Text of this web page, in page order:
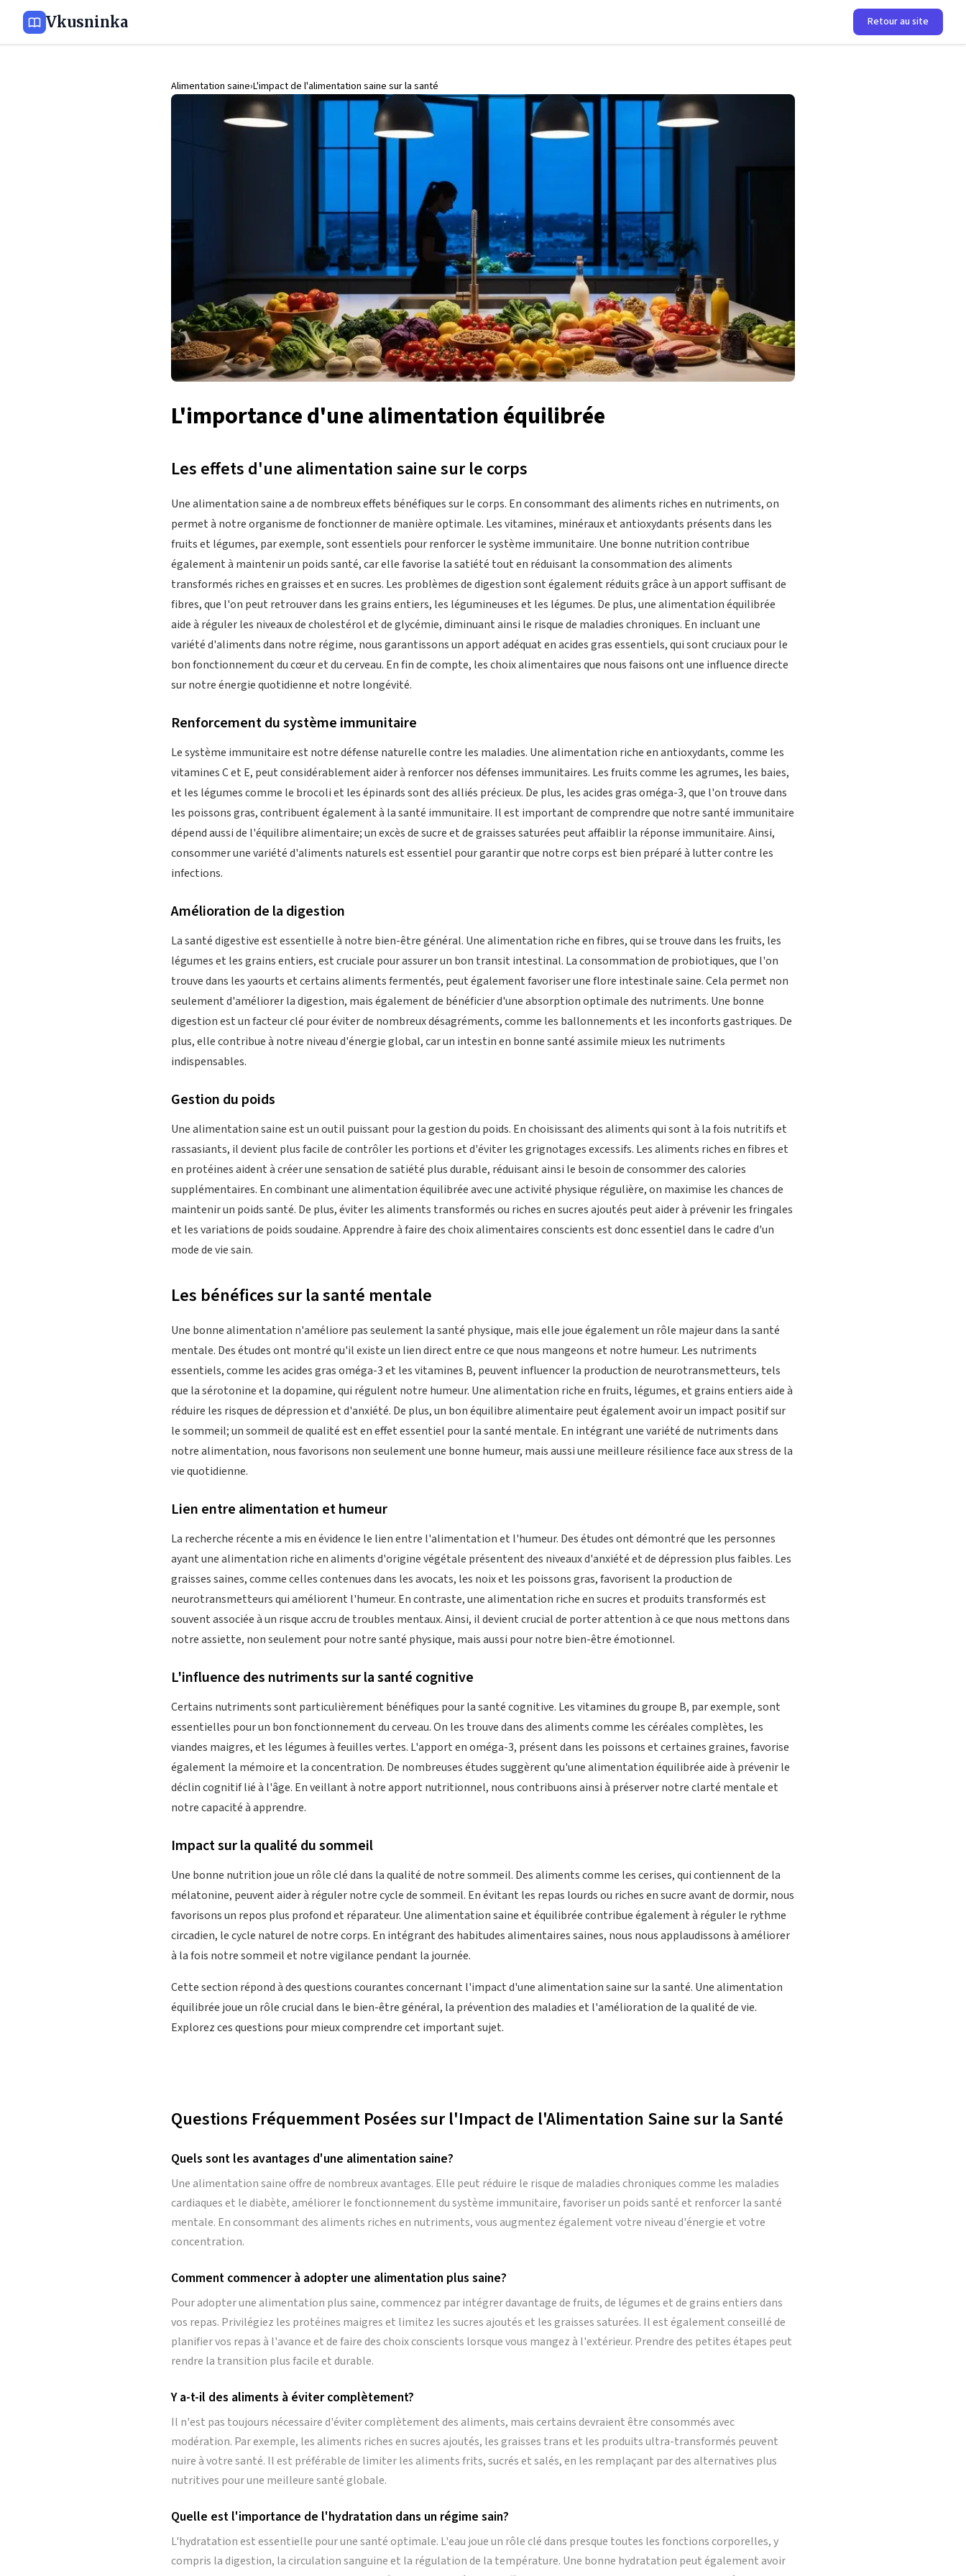
Vkusninka Retour au site
Alimentation saine L'impact de l'alimentation saine sur la santé
L'importance d'une alimentation équilibrée
Les effets d'une alimentation saine sur le corps
Une alimentation saine a de nombreux effets bénéfiques sur le corps. En consommant des aliments riches en nutriments, on
permet à notre organisme de fonctionner de manière optimale. Les vitamines, minéraux et antioxydants présents dans les
fruits et légumes, par exemple, sont essentiels pour renforcer le système immunitaire. Une bonne nutrition contribue
également à maintenir un poids santé, car elle favorise la satiété tout en réduisant la consommation des aliments
transformés riches en graisses et en sucres. Les problèmes de digestion sont également réduits grâce à un apport suffisant de
fibres, que l'on peut retrouver dans les grains entiers, les légumineuses et les légumes. De plus, une alimentation équilibrée
aide à réguler les niveaux de cholestérol et de glycémie, diminuant ainsi le risque de maladies chroniques. En incluant une
variété d'aliments dans notre régime, nous garantissons un apport adéquat en acides gras essentiels, qui sont cruciaux pour le
bon fonctionnement du cœur et du cerveau. En fin de compte, les choix alimentaires que nous faisons ont une influence directe
sur notre énergie quotidienne et notre longévité.
Renforcement du système immunitaire
Le système immunitaire est notre défense naturelle contre les maladies. Une alimentation riche en antioxydants, comme les
vitamines C et E, peut considérablement aider à renforcer nos défenses immunitaires. Les fruits comme les agrumes, les baies,
et les légumes comme le brocoli et les épinards sont des alliés précieux. De plus, les acides gras oméga-3, que l'on trouve dans
les poissons gras, contribuent également à la santé immunitaire. Il est important de comprendre que notre santé immunitaire
dépend aussi de l'équilibre alimentaire; un excès de sucre et de graisses saturées peut affaiblir la réponse immunitaire. Ainsi,
consommer une variété d'aliments naturels est essentiel pour garantir que notre corps est bien préparé à lutter contre les
infections.
Amélioration de la digestion
La santé digestive est essentielle à notre bien-être général. Une alimentation riche en fibres, qui se trouve dans les fruits, les
légumes et les grains entiers, est cruciale pour assurer un bon transit intestinal. La consommation de probiotiques, que l'on
trouve dans les yaourts et certains aliments fermentés, peut également favoriser une flore intestinale saine. Cela permet non
seulement d'améliorer la digestion, mais également de bénéficier d'une absorption optimale des nutriments. Une bonne
digestion est un facteur clé pour éviter de nombreux désagréments, comme les ballonnements et les inconforts gastriques. De
plus, elle contribue à notre niveau d'énergie global, car un intestin en bonne santé assimile mieux les nutriments
indispensables.
Gestion du poids
Une alimentation saine est un outil puissant pour la gestion du poids. En choisissant des aliments qui sont à la fois nutritifs et
rassasiants, il devient plus facile de contrôler les portions et d'éviter les grignotages excessifs. Les aliments riches en fibres et
en protéines aident à créer une sensation de satiété plus durable, réduisant ainsi le besoin de consommer des calories
supplémentaires. En combinant une alimentation équilibrée avec une activité physique régulière, on maximise les chances de
maintenir un poids santé. De plus, éviter les aliments transformés ou riches en sucres ajoutés peut aider à prévenir les fringales
et les variations de poids soudaine. Apprendre à faire des choix alimentaires conscients est donc essentiel dans le cadre d'un
mode de vie sain.
Les bénéfices sur la santé mentale
Une bonne alimentation n'améliore pas seulement la santé physique, mais elle joue également un rôle majeur dans la santé
mentale. Des études ont montré qu'il existe un lien direct entre ce que nous mangeons et notre humeur. Les nutriments
essentiels, comme les acides gras oméga-3 et les vitamines B, peuvent influencer la production de neurotransmetteurs, tels
que la sérotonine et la dopamine, qui régulent notre humeur. Une alimentation riche en fruits, légumes, et grains entiers aide à
réduire les risques de dépression et d'anxiété. De plus, un bon équilibre alimentaire peut également avoir un impact positif sur
le sommeil; un sommeil de qualité est en effet essentiel pour la santé mentale. En intégrant une variété de nutriments dans
notre alimentation, nous favorisons non seulement une bonne humeur, mais aussi une meilleure résilience face aux stress de la
vie quotidienne.
Lien entre alimentation et humeur
La recherche récente a mis en évidence le lien entre l'alimentation et l'humeur. Des études ont démontré que les personnes
ayant une alimentation riche en aliments d'origine végétale présentent des niveaux d'anxiété et de dépression plus faibles. Les
graisses saines, comme celles contenues dans les avocats, les noix et les poissons gras, favorisent la production de
neurotransmetteurs qui améliorent l'humeur. En contraste, une alimentation riche en sucres et produits transformés est
souvent associée à un risque accru de troubles mentaux. Ainsi, il devient crucial de porter attention à ce que nous mettons dans
notre assiette, non seulement pour notre santé physique, mais aussi pour notre bien-être émotionnel.
L'influence des nutriments sur la santé cognitive
Certains nutriments sont particulièrement bénéfiques pour la santé cognitive. Les vitamines du groupe B, par exemple, sont
essentielles pour un bon fonctionnement du cerveau. On les trouve dans des aliments comme les céréales complètes, les
viandes maigres, et les légumes à feuilles vertes. L'apport en oméga-3, présent dans les poissons et certaines graines, favorise
également la mémoire et la concentration. De nombreuses études suggèrent qu'une alimentation équilibrée aide à prévenir le
déclin cognitif lié à l'âge. En veillant à notre apport nutritionnel, nous contribuons ainsi à préserver notre clarté mentale et
notre capacité à apprendre.
Impact sur la qualité du sommeil
Une bonne nutrition joue un rôle clé dans la qualité de notre sommeil. Des aliments comme les cerises, qui contiennent de la
mélatonine, peuvent aider à réguler notre cycle de sommeil. En évitant les repas lourds ou riches en sucre avant de dormir, nous
favorisons un repos plus profond et réparateur. Une alimentation saine et équilibrée contribue également à réguler le rythme
circadien, le cycle naturel de notre corps. En intégrant des habitudes alimentaires saines, nous nous applaudissons à améliorer
à la fois notre sommeil et notre vigilance pendant la journée.
Cette section répond à des questions courantes concernant l'impact d'une alimentation saine sur la santé. Une alimentation
équilibrée joue un rôle crucial dans le bien-être général, la prévention des maladies et l'amélioration de la qualité de vie.
Explorez ces questions pour mieux comprendre cet important sujet.
Questions Fréquemment Posées sur l'Impact de l'Alimentation Saine sur la Santé
Quels sont les avantages d'une alimentation saine?
Une alimentation saine offre de nombreux avantages. Elle peut réduire le risque de maladies chroniques comme les maladies
cardiaques et le diabète, améliorer le fonctionnement du système immunitaire, favoriser un poids santé et renforcer la santé
mentale. En consommant des aliments riches en nutriments, vous augmentez également votre niveau d'énergie et votre
concentration.
Comment commencer à adopter une alimentation plus saine?
Pour adopter une alimentation plus saine, commencez par intégrer davantage de fruits, de légumes et de grains entiers dans
vos repas. Privilégiez les protéines maigres et limitez les sucres ajoutés et les graisses saturées. Il est également conseillé de
planifier vos repas à l'avance et de faire des choix conscients lorsque vous mangez à l'extérieur. Prendre des petites étapes peut
rendre la transition plus facile et durable.
Y a-t-il des aliments à éviter complètement?
Il n'est pas toujours nécessaire d'éviter complètement des aliments, mais certains devraient être consommés avec
modération. Par exemple, les aliments riches en sucres ajoutés, les graisses trans et les produits ultra-transformés peuvent
nuire à votre santé. Il est préférable de limiter les aliments frits, sucrés et salés, en les remplaçant par des alternatives plus
nutritives pour une meilleure santé globale.
Quelle est l'importance de l'hydratation dans un régime sain?
L'hydratation est essentielle pour une santé optimale. L'eau joue un rôle clé dans presque toutes les fonctions corporelles, y
compris la digestion, la circulation sanguine et la régulation de la température. Une bonne hydratation peut également avoir